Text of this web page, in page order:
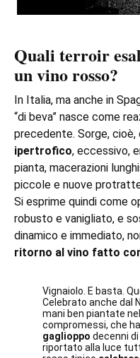
Quali terroir
un vino rosso?
In Italia, ma anche in
“di beva” nasce come
precedente. Sorge, cioè,
ipertrofico, eccessivo,
pianta, macerazioni
piccole e nuove
Si esprime quindi come
robusto e vanigliato, e
dinamico e immediato,
ritorno al vino fatto
Vignaiolo. E basta.
Celebrato anche dal
mani ben piantate
compromessi, che
gaglioppo decenni
riportato alla luce